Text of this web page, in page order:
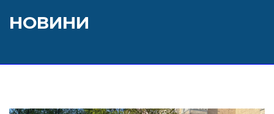
Хмельницької
НОВИНИ